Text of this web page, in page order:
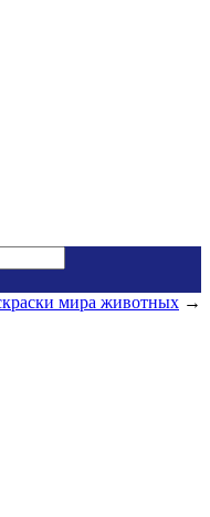
мира животных →